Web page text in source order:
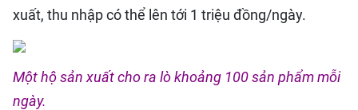
xuất, thu nhập có thể lên tới 1 triệu đồng/ngày.
Một hộ sản xuất cho ra lò khoảng 100 sản phẩm mỗi
ngày.